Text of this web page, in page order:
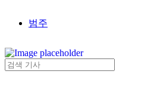
범주